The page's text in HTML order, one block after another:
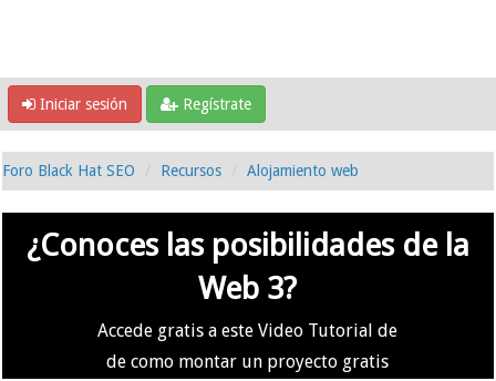
Iniciar sesión Regístrate
Foro Black Hat SEO Recursos Alojamiento web
¿Conoces las posibilidades de la
Web 3?
Accede gratis a este Video Tutorial de
de como montar un proyecto gratis